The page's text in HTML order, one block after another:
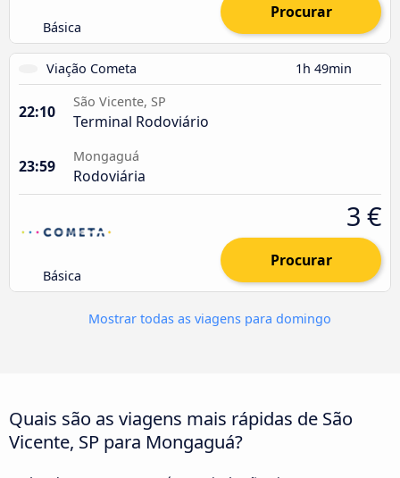
Básica
Procurar
Viação Cometa 1h 49min
22:10
São Vicente, SP
Terminal Rodoviário
23:59
Mongaguá
Rodoviária
Básica
3 €
Procurar
Mostrar todas as viagens para domingo
Quais são as viagens mais rápidas de São
Vicente, SP para Mongaguá?